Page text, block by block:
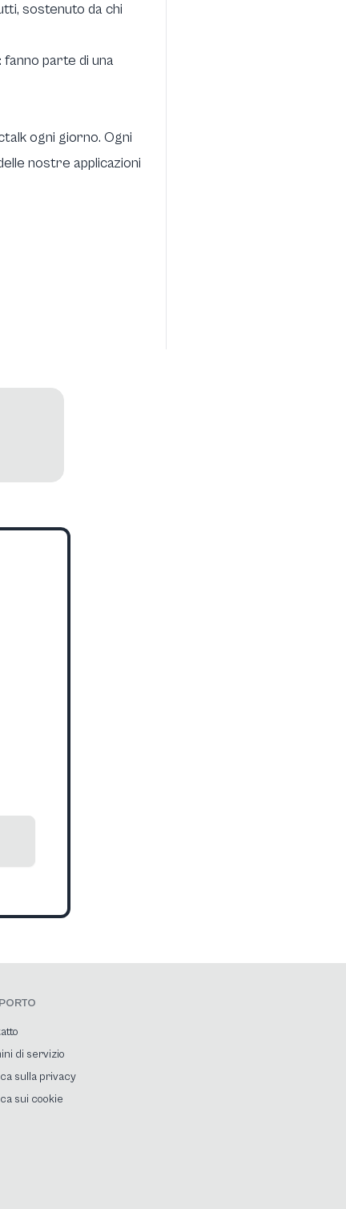
sostenuto da chi
parte di una
ogni giorno. Ogni
nostre applicazioni
di servizio
sulla privacy
sui cookie